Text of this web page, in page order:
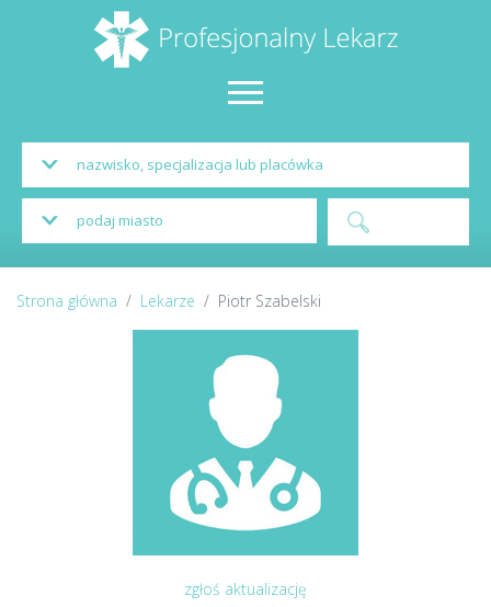
Strona główna Lekarze Piotr Szabelski
zgłoś aktualizację